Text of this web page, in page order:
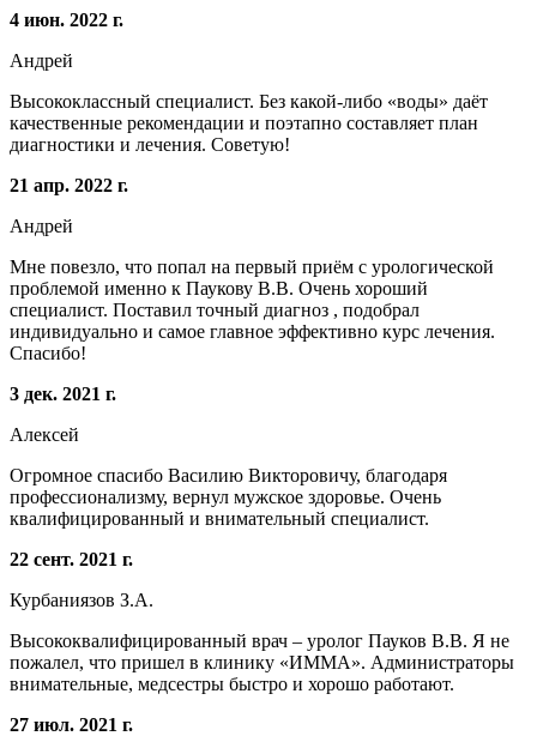
4 июн. 2022 г.
Андрей
Высококлассный специалист. Без какой-либо «воды» даёт
качественные рекомендации и поэтапно составляет план
диагностики и лечения. Советую!
21 апр. 2022 г.
Андрей
Мне повезло, что попал на первый приём с урологической
проблемой именно к Паукову В.В. Очень хороший
специалист. Поставил точный диагноз , подобрал
индивидуально и самое главное эффективно курс лечения.
Спасибо!
3 дек. 2021 г.
Алексей
Огромное спасибо Василию Викторовичу, благодаря
профессионализму, вернул мужское здоровье. Очень
квалифицированный и внимательный специалист.
22 сент. 2021 г.
Курбаниязов З.А.
Высококвалифицированный врач – уролог Пауков В.В. Я не
пожалел, что пришел в клинику «ИММА». Администраторы
внимательные, медсестры быстро и хорошо работают.
27 июл. 2021 г.